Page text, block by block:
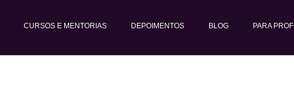
CURSOS E MENTORIAS DEPOIMENTOS BLOG PARA